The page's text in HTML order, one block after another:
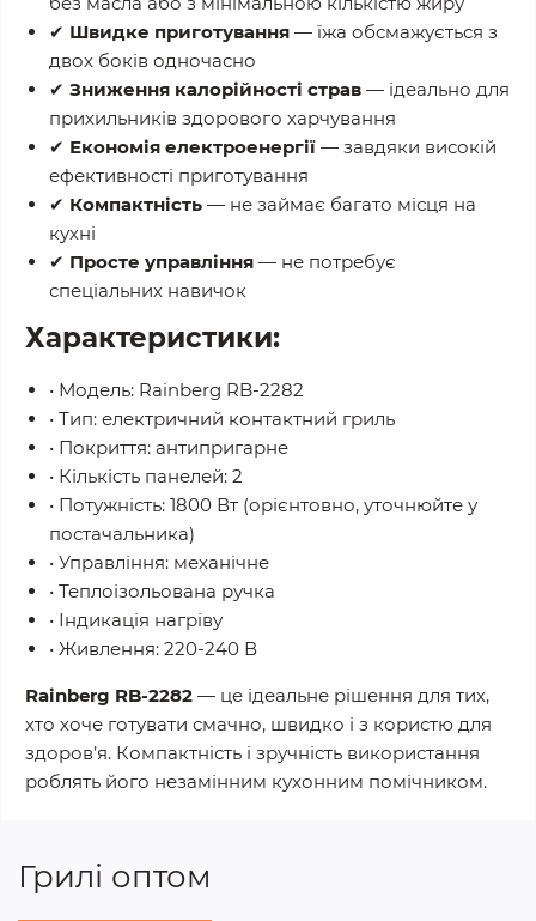
✔ Швидке приготування — їжа обсмажується з
двох боків одночасно
✔ Зниження калорійності страв — ідеально для
прихильників здорового харчування
✔ Економія електроенергії — завдяки високій
ефективності приготування
✔ Компактність — не займає багато місця на
кухні
✔ Просте управління — не потребує
спеціальних навичок
Характеристики:
• Модель: Rainberg RB-2282
• Тип: електричний контактний гриль
• Покриття: антипригарне
• Кількість панелей: 2
• Потужність: 1800 Вт (орієнтовно, уточнюйте у
постачальника)
• Управління: механічне
• Теплоізольована ручка
• Індикація нагріву
• Живлення: 220-240 В
Rainberg RB-2282 — це ідеальне рішення для тих,
хто хоче готувати смачно, швидко і з користю для
здоров’я. Компактність і зручність використання
роблять його незамінним кухонним помічником.
Грилі оптом